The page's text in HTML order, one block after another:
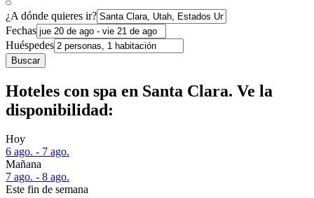
¿A dónde quieres ir?
Fechas
Huéspedes
Buscar
Hoteles con spa en Santa Clara. Ve la
disponibilidad:
Hoy
6 ago. - 7 ago.
Mañana
7 ago. - 8 ago.
Este fin de semana